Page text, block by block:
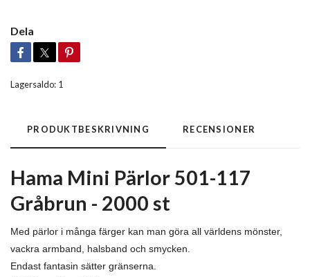
Dela
Lagersaldo: 1
PRODUKTBESKRIVNING RECENSIONER
Hama Mini Pärlor 501-117
Gråbrun - 2000 st
Med pärlor i många färger kan man göra all världens mönster,
vackra armband, halsband och smycken.
Endast fantasin sätter gränserna.